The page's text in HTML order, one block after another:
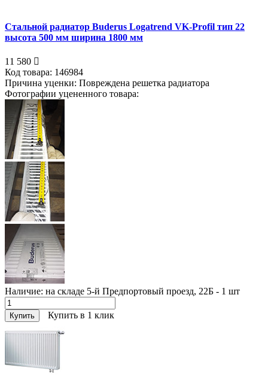
Стальной радиатор Buderus Logatrend VK-Profil тип 22
высота 500 мм ширина 1800 мм
11 580
Код товара: 146984
Причина уценки: Повреждена решетка радиатора
Фотографии уцененного товара:
Наличие: на складе 5-й Предпортовый проезд, 22Б - 1 шт
Купить Купить в 1 клик